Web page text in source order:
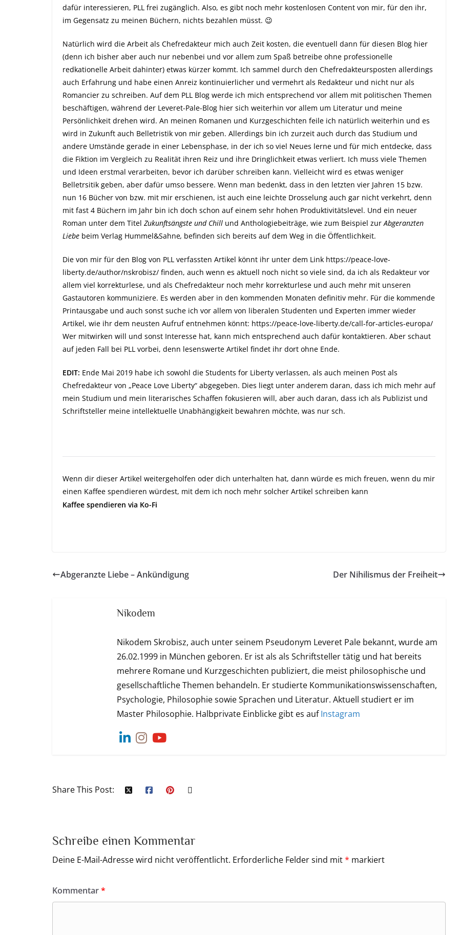
dafür interessieren, PLL frei zugänglich. Also, es gibt noch mehr kostenlosen Content von mir, für den ihr,
im Gegensatz zu meinen Büchern, nichts bezahlen müsst. 😉
Natürlich wird die Arbeit als Chefredakteur mich auch Zeit kosten, die eventuell dann für diesen Blog hier
(denn ich bisher aber auch nur nebenbei und vor allem zum Spaß betreibe ohne professionelle
redkationelle Arbeit dahinter) etwas kürzer kommt. Ich sammel durch den Chefredakteursposten allerdings
auch Erfahrung und habe einen Anreiz kontinuierlicher und vermehrt als Redakteur und nicht nur als
Romancier zu schreiben. Auf dem PLL Blog werde ich mich entsprechend vor allem mit politischen Themen
beschäftigen, während der Leveret-Pale-Blog hier sich weiterhin vor allem um Literatur und meine
Persönlichkeit drehen wird. An meinen Romanen und Kurzgeschichten feile ich natürlich weiterhin und es
wird in Zukunft auch Belletristik von mir geben. Allerdings bin ich zurzeit auch durch das Studium und
andere Umstände gerade in einer Lebensphase, in der ich so viel Neues lerne und für mich entdecke, dass
die Fiktion im Vergleich zu Realität ihren Reiz und ihre Dringlichkeit etwas verliert. Ich muss viele Themen
und Ideen erstmal verarbeiten, bevor ich darüber schreiben kann. Vielleicht wird es etwas weniger
Belletrsitik geben, aber dafür umso bessere. Wenn man bedenkt, dass in den letzten vier Jahren 15 bzw.
nun 16 Bücher von bzw. mit mir erschienen, ist auch eine leichte Drosselung auch gar nicht verkehrt, denn
mit fast 4 Büchern im Jahr bin ich doch schon auf einem sehr hohen Produktivitätslevel. Und ein neuer
Roman unter dem Titel Zukunftsängste und Chill und Anthologiebeiträge, wie zum Beispiel zurAbgeranzten
Liebe beim Verlag Hummel&Sahne, befinden sich bereits auf dem Weg in die Öffentlichkeit.
Die von mir für den Blog von PLL verfassten Artikel könnt ihr unter dem Link https://peace-love-
liberty.de/author/nskrobisz/ finden, auch wenn es aktuell noch nicht so viele sind, da ich als Redakteur vor
allem viel korrekturlese, und als Chefredakteur noch mehr korrekturlese und auch mehr mit unseren
Gastautoren kommuniziere. Es werden aber in den kommenden Monaten definitiv mehr. Für die kommende
Printausgabe und auch sonst suche ich vor allem von liberalen Studenten und Experten immer wieder
Artikel, wie ihr dem neusten Aufruf entnehmen könnt: https://peace-love-liberty.de/call-for-articles-europa/
Wer mitwirken will und sonst Interesse hat, kann mich entsprechend auch dafür kontaktieren. Aber schaut
auf jeden Fall bei PLL vorbei, denn lesenswerte Artikel findet ihr dort ohne Ende.
EDIT: Ende Mai 2019 habe ich sowohl die Students for Liberty verlassen, als auch meinen Post als
Chefredakteur von „Peace Love Liberty“ abgegeben. Dies liegt unter anderem daran, dass ich mich mehr auf
mein Studium und mein literarisches Schaffen fokusieren will, aber auch daran, dass ich als Publizist und
Schriftsteller meine intellektuelle Unabhängigkeit bewahren möchte, was nur sch.
Wenn dir dieser Artikel weitergeholfen oder dich unterhalten hat, dann würde es mich freuen, wenn du mir
einen Kaffee spendieren würdest, mit dem ich noch mehr solcher Artikel schreiben kann
Kaffee spendieren via Ko-Fi
Abgeranzte Liebe – Ankündigung Der Nihilismus der Freiheit
Nikodem
Nikodem Skrobisz, auch unter seinem Pseudonym Leveret Pale bekannt, wurde am
26.02.1999 in München geboren. Er ist als als Schriftsteller tätig und hat bereits
mehrere Romane und Kurzgeschichten publiziert, die meist philosophische und
gesellschaftliche Themen behandeln. Er studierte Kommunikationswissenschaften,
Psychologie, Philosophie sowie Sprachen und Literatur. Aktuell studiert er im
Master Philosophie. Halbprivate Einblicke gibt es aufInstagram
Share This Post:
Schreibe einen Kommentar
Deine E-Mail-Adresse wird nicht veröffentlicht. Erforderliche Felder sind mit* markiert
Kommentar*